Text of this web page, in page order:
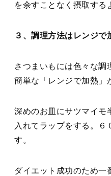
を余すことなく摂取する
３、調理方法はレンジで
さつまいもには色々な調
簡単な「レンジで加熱」
深めのお皿にサツマイモ
入れてラップをする。
す。
ダイエット成功のため一